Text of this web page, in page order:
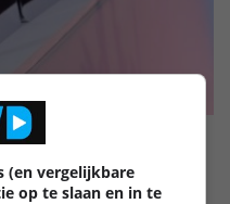
(en vergelijkbare
op te slaan en in te